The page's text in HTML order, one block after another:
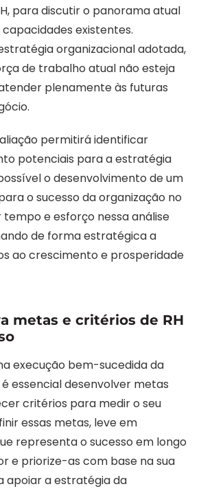
para discutir o panorama atual
existentes.
organizacional adotada,
de trabalho atual não esteja
plenamente às futuras
permitirá identificar
potenciais para a estratégia
o desenvolvimento de um
o sucesso da organização no
tempo e esforço nessa análise
de forma estratégica a
ao crescimento e prosperidade
metas e critérios de RH
execução bem-sucedida da
essencial desenvolver metas
critérios para medir o seu
essas metas, leve em
representa o sucesso em longo
e priorize-as com base na sua
apoiar a estratégia da